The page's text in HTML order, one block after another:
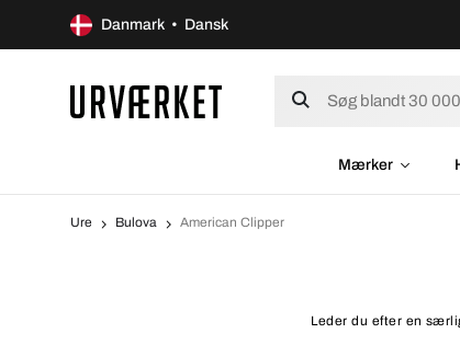
Danmark • Dansk
Mærker
Ure Bulova American Clipper
Leder du efter en